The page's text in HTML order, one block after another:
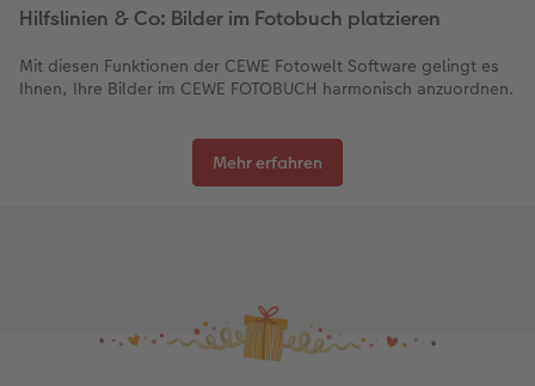
Hilfslinien & Co: Bilder im Fotobuch platzieren
Mit diesen Funktionen der CEWE Fotowelt Software gelingt es
Ihnen, Ihre Bilder im CEWE FOTOBUCH harmonisch anzuordnen.
Mehr erfahren